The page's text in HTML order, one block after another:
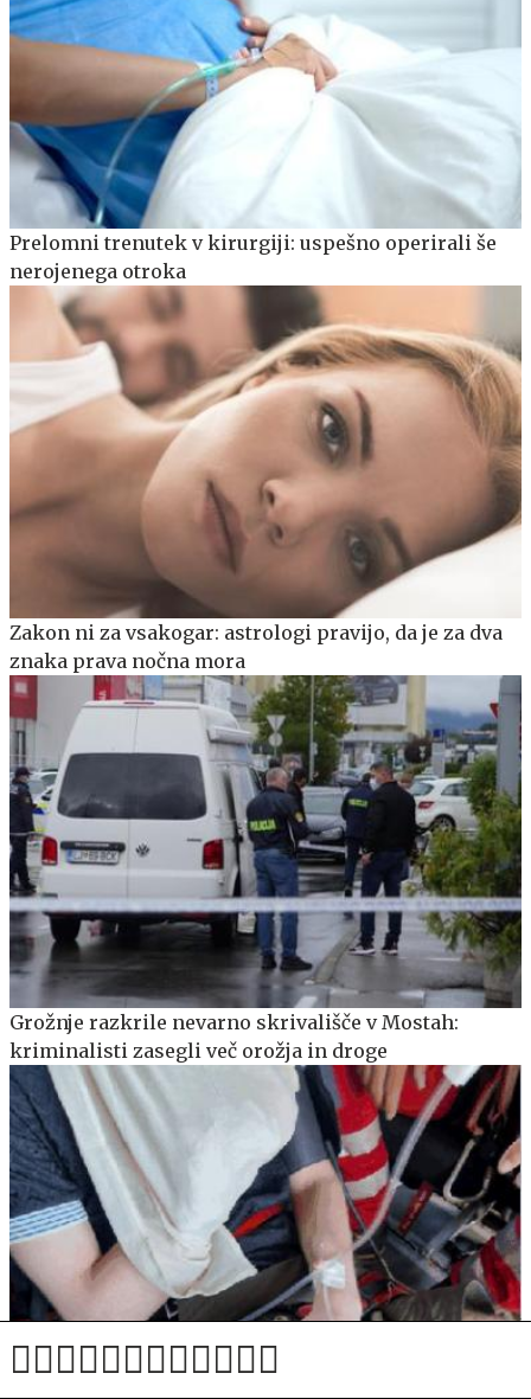
Prelomni trenutek v kirurgiji: uspešno operirali še
nerojenega otroka
Zakon ni za vsakogar: astrologi pravijo, da je za dva
znaka prava nočna mora
Grožnje razkrile nevarno skrivališče v Mostah:
kriminalisti zasegli več orožja in droge